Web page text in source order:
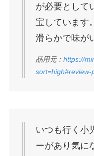
が必要として
宝しています
滑らかで味が
品用元： https://
sort=high#review-
いつも行く小
ーがあり気に